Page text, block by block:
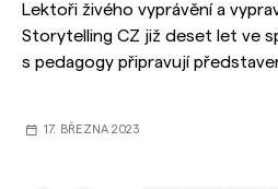
Lektoři živého vyprávění a
Storytelling CZ již deset let ve
s pedagogy připravují
i jihomoravským školám.
17. BŘEZNA 2023